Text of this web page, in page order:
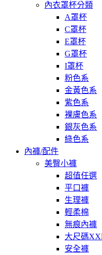
內衣罩杯分類
A罩杯
C罩杯
E罩杯
G罩杯
I罩杯
粉色系
金黃色系
紫色系
裸膚色系
銀灰色系
綠色系
內褲/配件
美臀小褲
超值任選
平口褲
生理褲
輕柔棉
無痕內褲
大尺碼
安全褲